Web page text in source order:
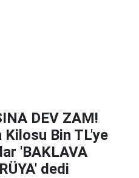
DEV ZAM!
Kilosu Bin TL'ye
'BAKLAVA
dedi